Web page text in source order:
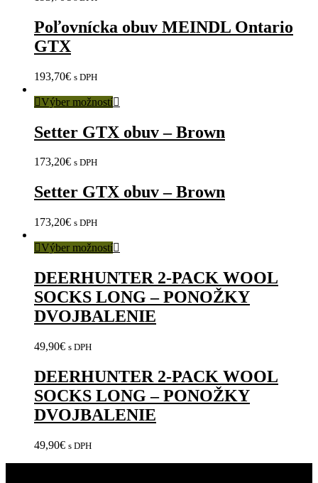
Poľovnícka obuv MEINDL Ontario
GTX
193,70€ s DPH
Výber možností
Setter GTX obuv – Brown
173,20€ s DPH
Setter GTX obuv – Brown
173,20€ s DPH
Výber možností
DEERHUNTER 2-PACK WOOL
SOCKS LONG – PONOŽKY
DVOJBALENIE
49,90€ s DPH
DEERHUNTER 2-PACK WOOL
SOCKS LONG – PONOŽKY
DVOJBALENIE
49,90€ s DPH